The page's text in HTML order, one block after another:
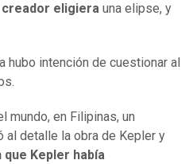
creador eligiera una elipse, y
hubo intención de cuestionar al
mundo, en Filipinas, un
detalle la obra de Kepler y
que Kepler había